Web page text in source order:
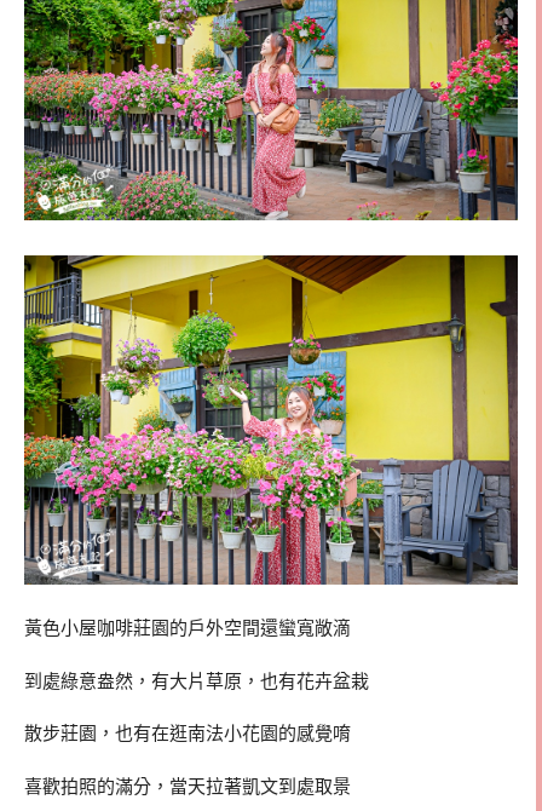
黃色小屋咖啡莊園的戶外空間還蠻寬敞滴
到處綠意盎然，有大片草原，也有花卉盆栽
散步莊園，也有在逛南法小花園的感覺唷
喜歡拍照的滿分，當天拉著凱文到處取景